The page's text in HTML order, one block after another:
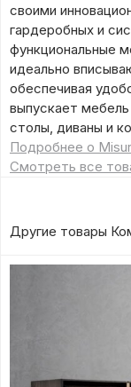
своими
гардеробных и
функциональные
идеально
обеспечивая
выпускает
столы, диваны и
Подробнее о
Смотреть все
Другие товары